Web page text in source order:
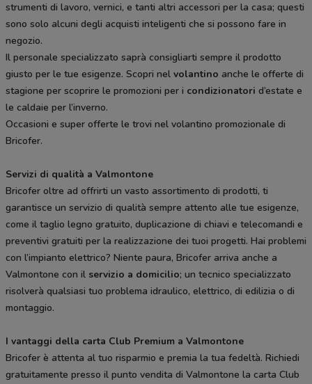
strumenti di lavoro, vernici, e tanti altri accessori per la casa; questi
sono solo alcuni degli acquisti inteligenti che si possono fare in
negozio.
Il personale specializzato saprà consigliarti sempre il prodotto
giusto per le tue esigenze. Scopri nel volantino anche le offerte di
stagione per scoprire le promozioni per i condizionatori d’estate e
le caldaie per l’inverno.
Occasioni e super offerte le trovi nel volantino promozionale di
Bricofer.
Servizi di qualità a Valmontone
Bricofer oltre ad offrirti un vasto assortimento di prodotti, ti
garantisce un servizio di qualità sempre attento alle tue esigenze,
come il taglio legno gratuito, duplicazione di chiavi e telecomandi e
preventivi gratuiti per la realizzazione dei tuoi progetti. Hai problemi
con l’impianto elettrico? Niente paura, Bricofer arriva anche a
Valmontone con il servizio a domicilio; un tecnico specializzato
risolverà qualsiasi tuo problema idraulico, elettrico, di edilizia o di
montaggio.
I vantaggi della carta Club Premium a Valmontone
Bricofer è attenta al tuo risparmio e premia la tua fedeltà. Richiedi
gratuitamente presso il punto vendita di Valmontone la carta Club